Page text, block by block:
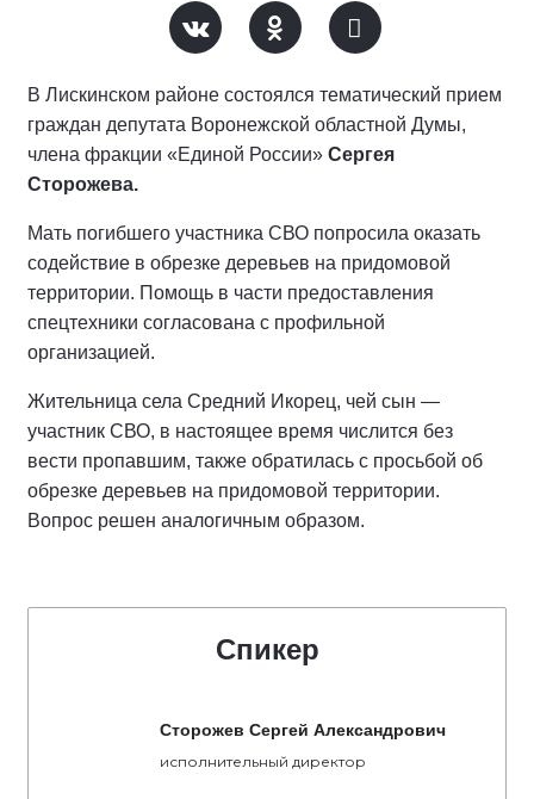
В Лискинском районе состоялся тематический прием
граждан депутата Воронежской областной Думы,
члена фракции «Единой России» Сергея
Сторожева.
Мать погибшего участника СВО попросила оказать
содействие в обрезке деревьев на придомовой
территории. Помощь в части предоставления
спецтехники согласована с профильной
организацией.
Жительница села Средний Икорец, чей сын —
участник СВО, в настоящее время числится без
вести пропавшим, также обратилась с просьбой об
обрезке деревьев на придомовой территории.
Вопрос решен аналогичным образом.
Спикер
Сторожев Сергей Александрович
исполнительный директор